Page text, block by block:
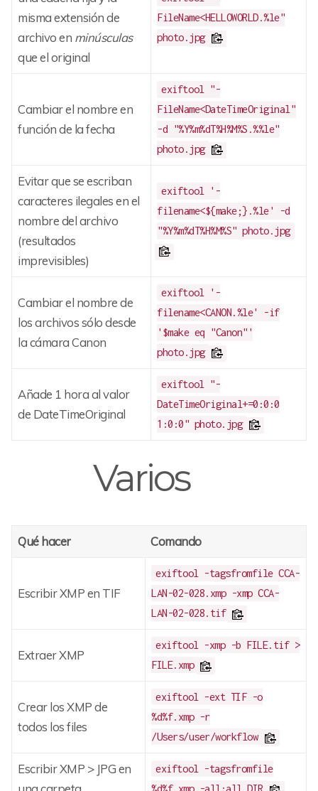
misma extensión de
archivo en minúsculas
que el original
FileName<HELLOWORLD.%le"
photo.jpg
Cambiar el nombre en
función de la fecha
exiftool "-
FileName<DateTimeOriginal"
-d "%Y%m%dT%H%M%S.%%le"
photo.jpg
Evitar que se escriban
caracteres ilegales en el
nombre del archivo
(resultados
imprevisibles)
exiftool '-
filename<${make;}.%le' -d
"%Y%m%dT%H%M%S" photo.jpg
Cambiar el nombre de
los archivos sólo desde
la cámara Canon
exiftool '-
filename<CANON.%le' -if
'$make eq "Canon"'
photo.jpg
Añade 1 hora al valor
de DateTimeOriginal
exiftool "-
DateTimeOriginal+=0:0:0
1:0:0" photo.jpg
Varios
Qué hacer Comando
Escribir XMP en TIF
exiftool -tagsfromfile CCA-
LAN-02-028.xmp -xmp CCA-
LAN-02-028.tif
Extraer XMP
exiftool -xmp -b FILE.tif >
FILE.xmp
Crear los XMP de
todos los files
exiftool -ext TIF -o
%d%f.xmp -r
/Users/user/workflow
Escribir XMP > JPG en
exiftool -tagsfromfile